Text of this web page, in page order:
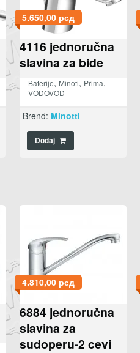
5.650,00 рсд
4116 jednoručna
slavina za bide
Baterije, Minoti, Prima,
VODOVOD
Brend: Minotti
Dodaj
4.810,00 рсд
6884 jednoručna
slavina za
sudoperu-2 cevi